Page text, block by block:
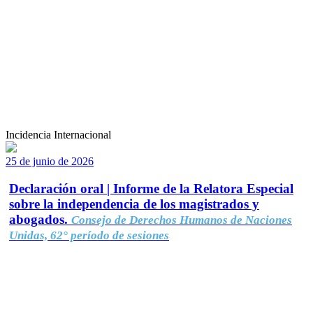
Incidencia Internacional
25 de junio de 2026
Declaración oral | Informe de la Relatora Especial
sobre la independencia de los magistrados y
abogados. Consejo de Derechos Humanos de Naciones
Unidas, 62° período de sesiones